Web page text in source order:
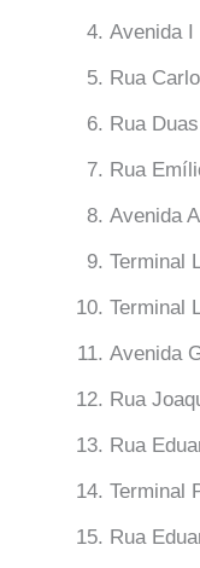
Avenida I
Rua
Rua
Rua
Avenida
Terminal
Terminal
Avenida
Rua
Rua
Terminal
Rua